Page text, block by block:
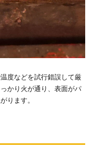
度などを試行錯誤して厳
かり火が通り、表面がパ
ります。